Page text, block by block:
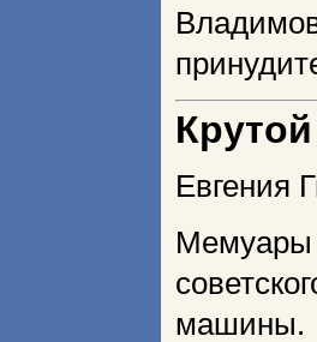
Евгения
Мемуары
машины.